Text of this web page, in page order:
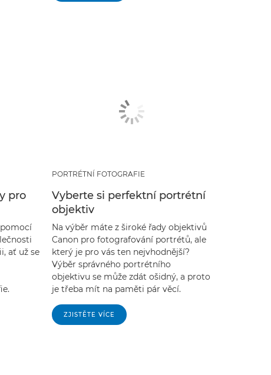
pro
ať už se
PORTRÉTNÍ FOTOGRAFIE
Vyberte si perfektní portrétní
objektiv
Na výběr máte z široké řady objektivů
Canon pro fotografování portrétů, ale
který je pro vás ten nejvhodnější?
Výběr správného portrétního
objektivu se může zdát ošidný, a proto
je třeba mít na paměti pár věcí.
ZJISTĚTE VÍCE